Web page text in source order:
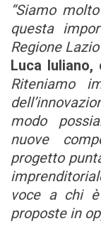
“Siamo
questa
Regione
Luca Iuliano,
Riteniamo
modo
nuove
progetto
voce a chi
proposte in